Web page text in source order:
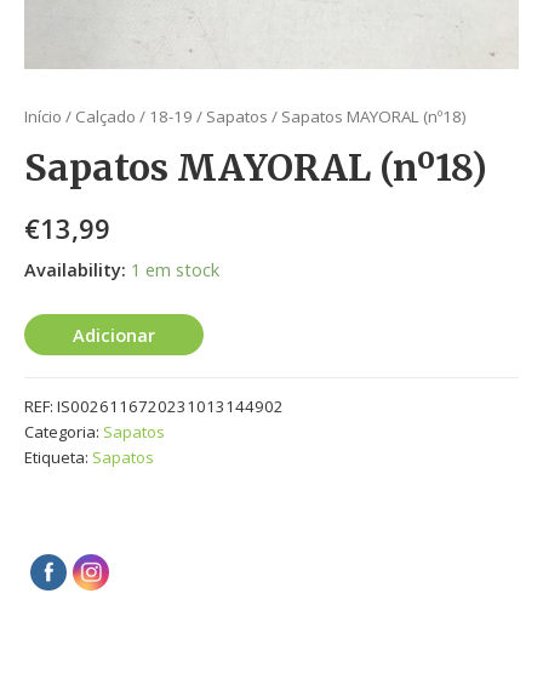
Início / Calçado / 18-19 / Sapatos / Sapatos MAYORAL (nº18)
Sapatos MAYORAL (nº18)
€13,99
Availability: 1 em stock
Adicionar
REF: IS0026116720231013144902
Categoria: Sapatos
Etiqueta: Sapatos